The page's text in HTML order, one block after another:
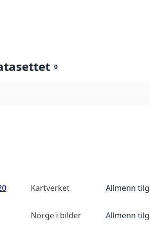
0
Kartverket Allmenn
Norge i bilder Allmenn